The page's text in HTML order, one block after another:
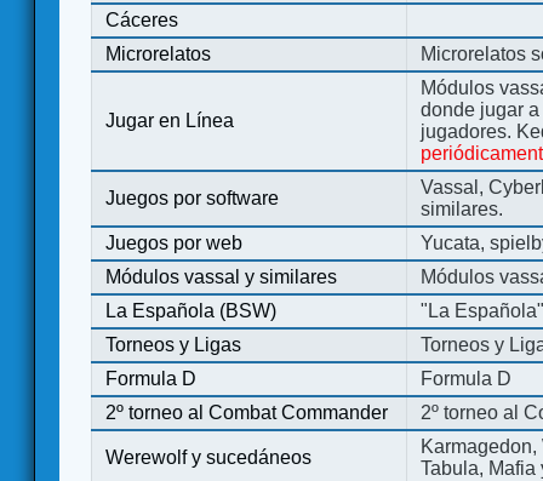
Cáceres
Microrelatos
Microrelatos
Jugar en Línea
Módulos
donde jugar
jugadores.
Juegos por software
Vassal,
similares.
Juegos por web
Yucata,
Módulos vassal y similares
Módulos
La Española (BSW)
"La
Torneos y Ligas
Torneos y
Formula D
Formula D
2º torneo al Combat Commander
2º torneo al
Werewolf y sucedáneos
Tabula, Mafia